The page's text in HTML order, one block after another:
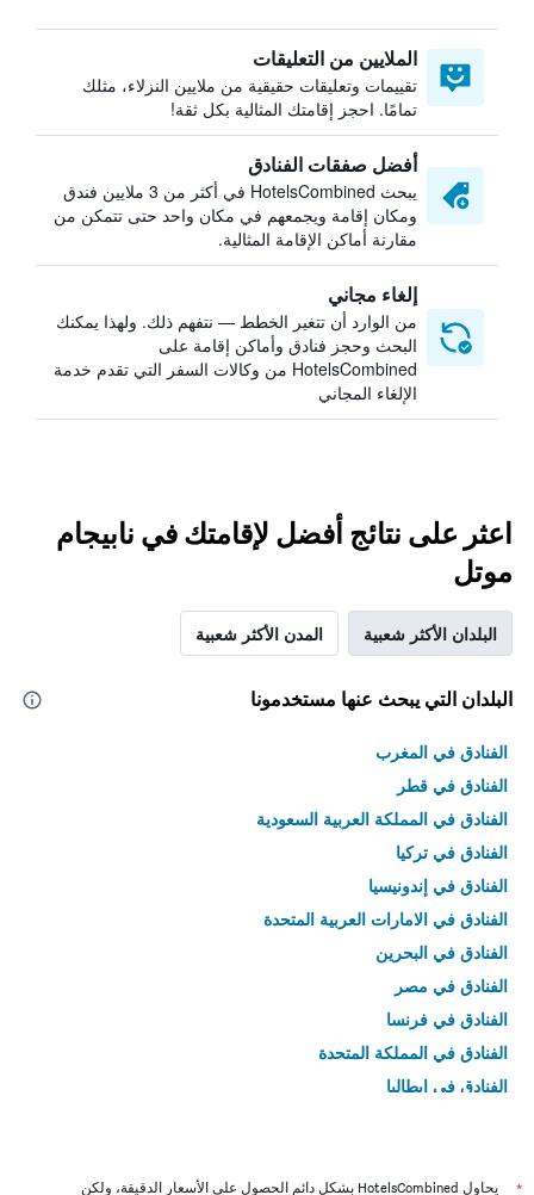
الملايين من التعليقات
تقييمات وتعليقات حقيقية من ملايين النزلاء، مثلك
تمامًا. احجز إقامتك المثالية بكل ثقة!
أفضل صفقات الفنادق
يبحث HotelsCombined في أكثر من 3 ملايين فندق
ومكان إقامة ويجمعهم في مكان واحد حتى تتمكن من
مقارنة أماكن الإقامة المثالية.
إلغاء مجاني
من الوارد أن تتغير الخطط — نتفهم ذلك. ولهذا يمكنك
البحث وحجز فنادق وأماكن إقامة على
HotelsCombined من وكالات السفر التي تقدم خدمة
الإلغاء المجاني
اعثر على نتائج أفضل لإقامتك في نابيجام
موتل
البلدان الأكثر شعبية المدن الأكثر شعبية
البلدان التي يبحث عنها مستخدمونا
الفنادق في المغرب
الفنادق في قطر
الفنادق في المملكة العربية السعودية
الفنادق في تركيا
الفنادق في إندونيسيا
الفنادق في الامارات العربية المتحدة
الفنادق في البحرين
الفنادق في مصر
الفنادق في فرنسا
الفنادق في المملكة المتحدة
الفنادق في إيطاليا
* يحاول HotelsCombined بشكل دائم الحصول على الأسعار الدقيقة، ولكن